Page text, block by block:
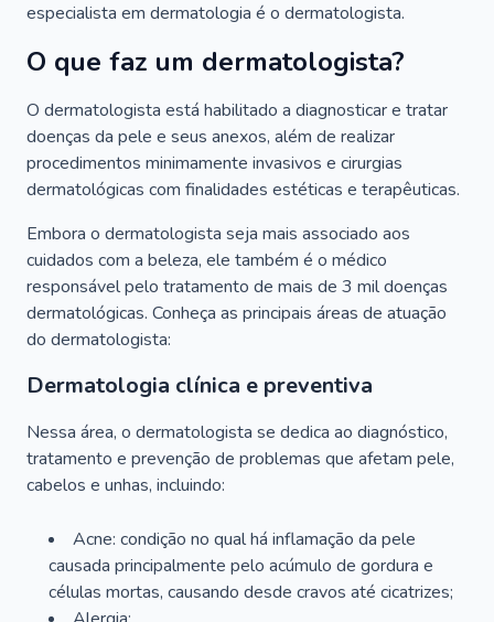
especialista em dermatologia é o dermatologista.
O que faz um dermatologista?
O dermatologista está habilitado a diagnosticar e tratar
doenças da pele e seus anexos, além de realizar
procedimentos minimamente invasivos e cirurgias
dermatológicas com finalidades estéticas e terapêuticas.
Embora o dermatologista seja mais associado aos
cuidados com a beleza, ele também é o médico
responsável pelo tratamento de mais de 3 mil doenças
dermatológicas. Conheça as principais áreas de atuação
do dermatologista:
Dermatologia clínica e preventiva
Nessa área, o dermatologista se dedica ao diagnóstico,
tratamento e prevenção de problemas que afetam pele,
cabelos e unhas, incluindo:
Acne: condição no qual há inflamação da pele
causada principalmente pelo acúmulo de gordura e
células mortas, causando desde cravos até cicatrizes;